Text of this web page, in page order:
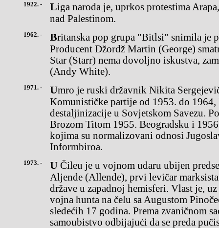
1922. - Liga naroda je, uprkos protestima Arapa, potvrdila britanski mandat
nad Palestinom.
1962. - Britanska pop grupa "Bitlsi" snimila je prvi singl "Love me do".
Producent Džordž Martin (George)
Star (Starr) nema dovoljno iskustva,
(Andy White).
1971. - Umro je ruski državnik Nikita Sergejevič Hruščov, šef sovjetske
Komunističke partije od 1953. do 1964,
destaljinizacije u Sovjetskom Savezu.
Brozom Titom 1955. Beogradsku i
kojima su normalizovani odnosi
Informbiroa.
1973. - U Čileu je u vojnom udaru ubijen predsednik Čilea Salvador
Aljende (Allende), prvi levičar
države u zapadnoj hemisferi. Vlast je,
vojna hunta na čelu sa Augustom
sledećih 17 godina. Prema zvaničnom
samoubistvo odbijajući da se preda